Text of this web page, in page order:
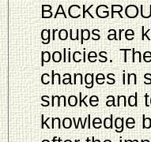
groups are
policies.
changes in
smoke and
knowledge